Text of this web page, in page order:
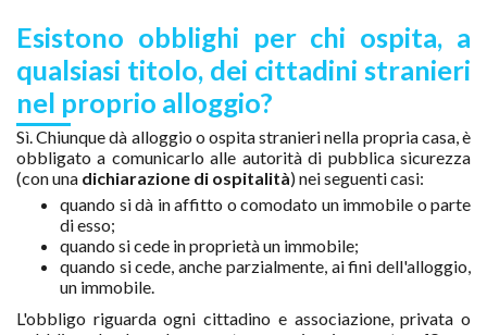
Esistono obblighi per chi ospita, a
qualsiasi titolo, dei cittadini stranieri
nel proprio alloggio?
Sì. Chiunque dà alloggio o ospita stranieri nella propria casa, è
obbligato a comunicarlo alle autorità di pubblica sicurezza
(con una dichiarazione di ospitalità) nei seguenti casi:
quando si dà in affitto o comodato un immobile o parte
di esso;
quando si cede in proprietà un immobile;
quando si cede, anche parzialmente, ai fini dell'alloggio,
un immobile.
L'obbligo riguarda ogni cittadino e associazione, privata o